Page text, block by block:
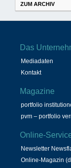
ZUM ARCHIV
Das
Mediadaten
Kontakt
Magazine
portfolio
pvm – portfolio
Online-
Newsletter
Online-Magazin